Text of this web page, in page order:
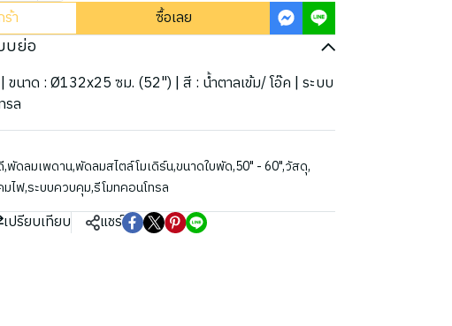
า ซื้อเลย
บย่อ
ขนาด : Ø132x25 ซม. (52") | สี : น้ำตาลเข้ม/ โอ๊ค | ระบบ
รล
,พัดลมเพดาน,พัดลมสไตล์โมเดิร์น,ขนาดใบพัด,50" - 60",วัสดุ,
มไฟ,ระบบควบคุม,รีโมทคอนโทรล
เปรียบเทียบ แชร์